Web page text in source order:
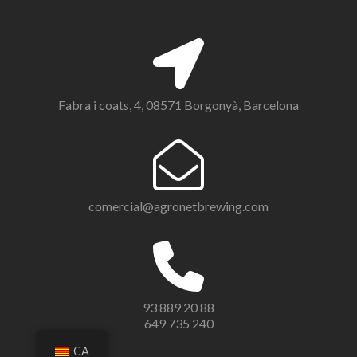
Fabra i coats, 4, 08571 Borgonyà, Barcelona
comercial@agronetbrewing.com
93 889 20 88
649 735 240
CA